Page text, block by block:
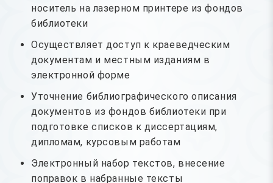
носитель на лазерном принтере из фондов
библиотеки
Осуществляет доступ к краеведческим
документам и местным изданиям в
электронной форме
Уточнение библиографического описания
документов из фондов библиотеки при
подготовке списков к диссертациям,
дипломам, курсовым работам
Электронный набор текстов, внесение
поправок в набранные тексты